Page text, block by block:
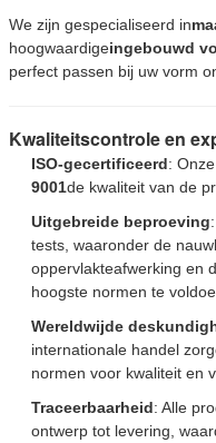
We zijn gespecialiseerd in
hoogwaardigeingebouwd
perfect passen bij uw vorm
Kwaliteitscontrole en
ISO-gecertificeerd:
9001de kwaliteit van de
Uitgebreide beproeving
tests, waaronder de
oppervlakteafwerking en
hoogste normen te
Wereldwijde
internationale handel
normen voor kwaliteit en
Traceerbaarheid: Alle
ontwerp tot levering,